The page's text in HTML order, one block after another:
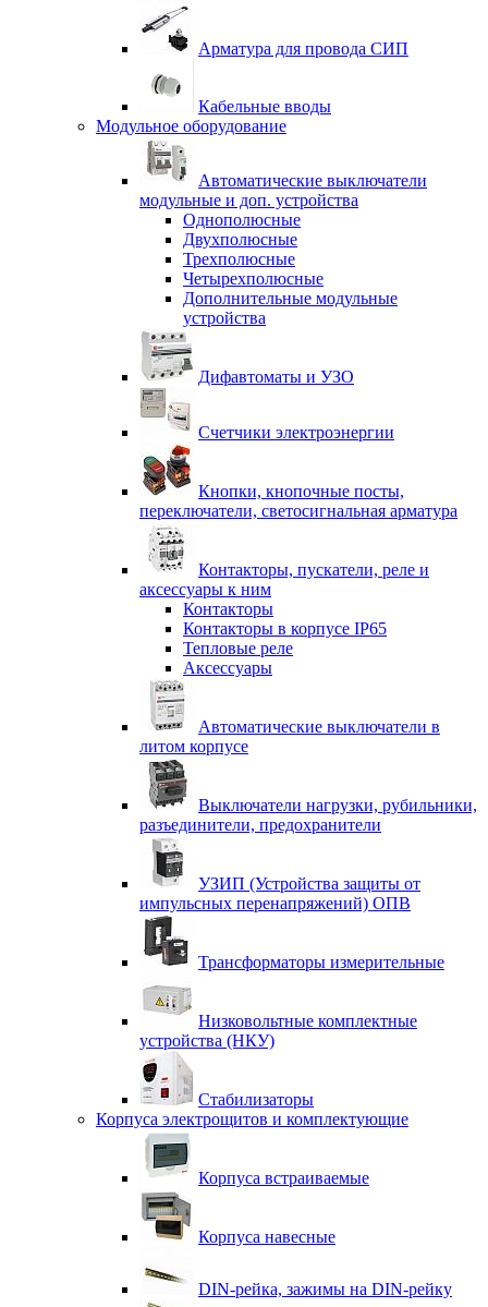
Арматура для провода СИП
Кабельные вводы
Модульное оборудование
Автоматические выключатели
модульные и доп. устройства
Однополюсные
Двухполюсные
Трехполюсные
Четырехполюсные
Дополнительные модульные
устройства
Дифавтоматы и УЗО
Счетчики электроэнергии
Кнопки, кнопочные посты,
переключатели, светосигнальная арматура
Контакторы, пускатели, реле и
аксессуары к ним
Контакторы
Контакторы в корпусе IP65
Тепловые реле
Аксессуары
Автоматические выключатели в
литом корпусе
Выключатели нагрузки, рубильники,
разъединители, предохранители
УЗИП (Устройства защиты от
импульсных перенапряжений) ОПВ
Трансформаторы измерительные
Низковольтные комплектные
устройства (НКУ)
Стабилизаторы
Корпуса электрощитов и комплектующие
Корпуса встраиваемые
Корпуса навесные
DIN-рейка, зажимы на DIN-рейку